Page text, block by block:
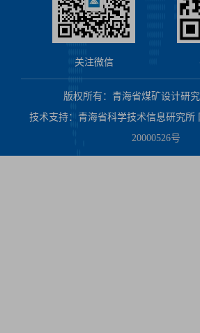
关注微信
版权所有：青海省煤矿设计研
技术支持：青海省科学技术信息研究
20000526号